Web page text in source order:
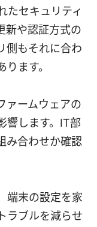
たセキュリティ
新や認証方式の
側もそれに合わ
ます。
ァームウェアの
響します。IT部
み合わせか確認
端末の設定を家
ラブルを減らせ